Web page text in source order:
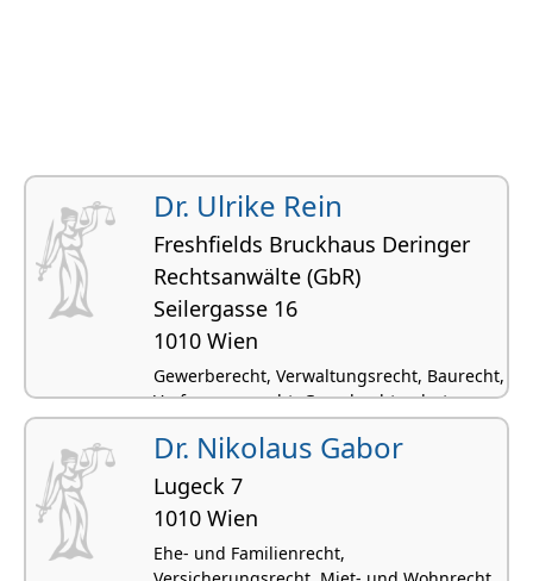
Dr. Ulrike Rein
Freshfields Bruckhaus Deringer
Rechtsanwälte (GbR)
Seilergasse 16
1010 Wien
Gewerberecht, Verwaltungsrecht, Baurecht,
Verfassungsrecht, Grundrechtsschutz
Dr. Nikolaus Gabor
Lugeck 7
1010 Wien
Ehe- und Familienrecht,